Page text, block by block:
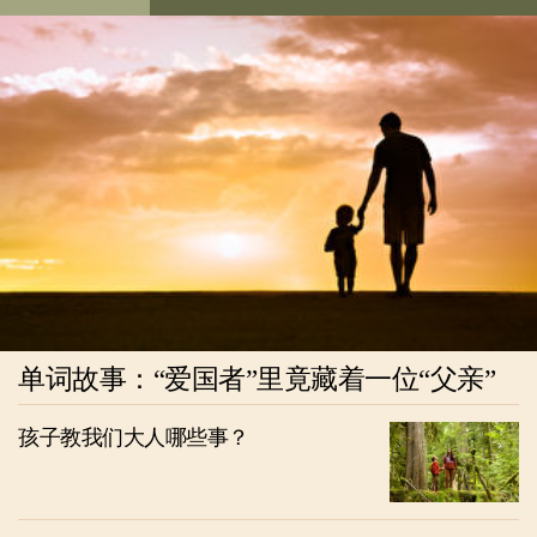
单词故事：“爱国者”里竟藏着一位“父亲”
孩子教我们大人哪些事？